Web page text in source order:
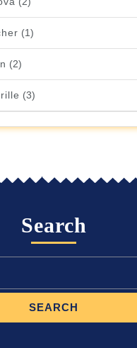
(1)
(2)
(3)
Search